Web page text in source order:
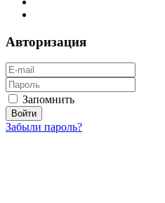
Авторизация
Запомнить
Забыли пароль?